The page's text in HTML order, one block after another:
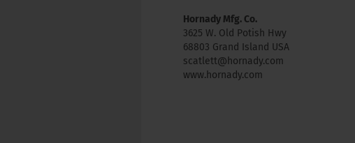
Hornady Mfg. Co.
3625 W. Old Potish Hwy
68803 Grand Island USA
scatlett@hornady.com
www.hornady.com